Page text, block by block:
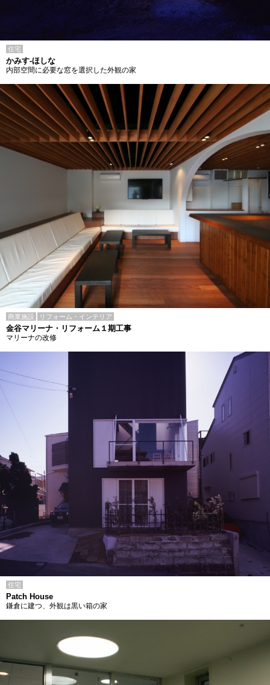
住宅
かみす-ほしな
内部空間に必要な窓を選択した外観の家
商業施設 リフォーム・インテリア
金谷マリーナ・リフォーム１期工事
マリーナの改修
住宅
Patch House
鎌倉に建つ、外観は黒い箱の家